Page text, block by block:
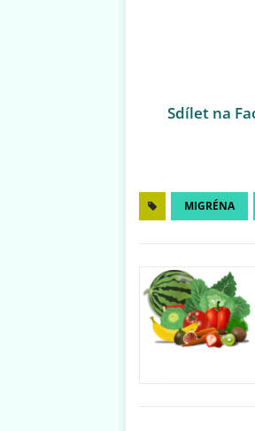
Sdílet na
MIGRÉNA